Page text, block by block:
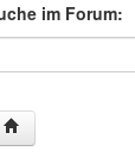
im Forum:
im Forum